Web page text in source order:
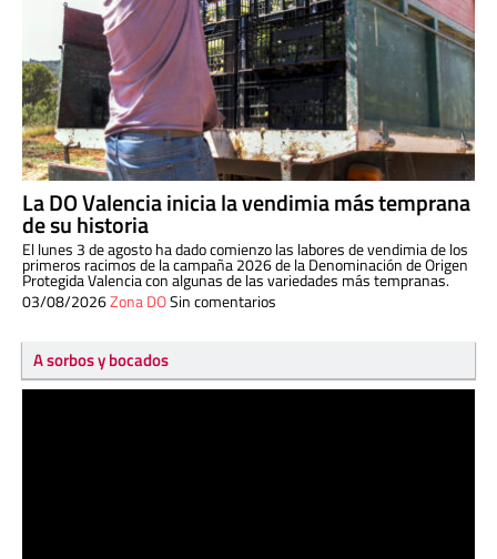
La DO Valencia inicia la vendimia más temprana
de su historia
El lunes 3 de agosto ha dado comienzo las labores de vendimia de los
primeros racimos de la campaña 2026 de la Denominación de Origen
Protegida Valencia con algunas de las variedades más tempranas.
03/08/2026Zona DOSin comentarios
A sorbos y bocados